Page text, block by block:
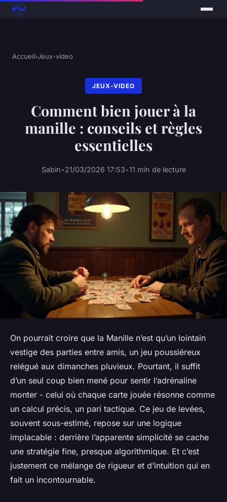
Accueil›Jeux-video
JEUX-VIDEO
Comment bien jouer à la
manille : conseils et règles
essentielles
Sabin•21/03/2026 17:53•11 min de lecture
On pourrait croire que la Manille n’est qu’un lointain
vestige des parties entre amis, un jeu poussiéreux
relégué aux dimanches pluvieux. Pourtant, il suffit
d’un seul coup bien mené pour sentir l’adrénaline
monter - celui où chaque carte jouée résonne comme
un calcul précis, un pari tactique. Ce jeu de levées,
souvent sous-estimé, repose sur une logique
implacable : derrière l’apparente simplicité se cache
une stratégie fine, presque algorithmique. Et c’est
justement ce mélange de rigueur et d’intuition qui en
fait un incontournable.